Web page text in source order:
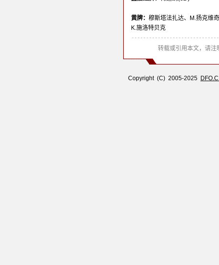
黄牌： 穆斯塔法扎达、M.扬克维
K.施洛特贝克
转载或引用本文，请注
Copyright (C) 2005-2025